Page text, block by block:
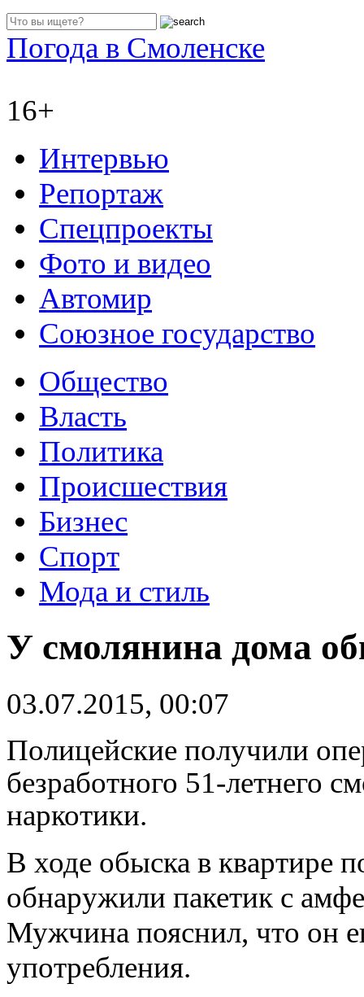
Погода в Смоленске
16+
Интервью
Репортаж
Спецпроекты
Фото и видео
Автомир
Союзное государство
Общество
Власть
Политика
Происшествия
Бизнес
Спорт
Мода и стиль
У смолянина дома
03.07.2015, 00:07
Полицейские получили
безработного 51-летнего
наркотики.
В ходе обыска в квартире
обнаружили пакетик с
Мужчина пояснил, что он
употребления.